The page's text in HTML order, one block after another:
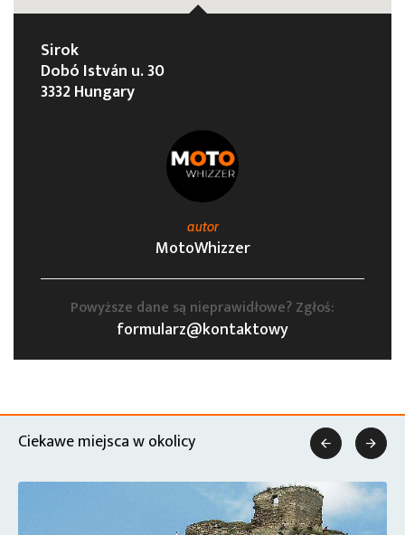
Sirok
Dobó István u. 30
3332 Hungary
autor
MotoWhizzer
Powyższe dane są nieprawidłowe? Zgłoś:
formularz@kontaktowy
Ciekawe miejsca w okolicy  